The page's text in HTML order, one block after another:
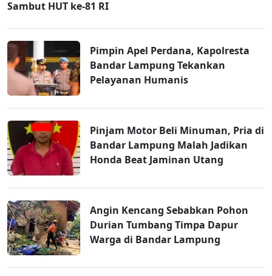
Sambut HUT ke-81 RI
Pimpin Apel Perdana, Kapolresta
Bandar Lampung Tekankan
Pelayanan Humanis
Pinjam Motor Beli Minuman, Pria di
Bandar Lampung Malah Jadikan
Honda Beat Jaminan Utang
Angin Kencang Sebabkan Pohon
Durian Tumbang Timpa Dapur
Warga di Bandar Lampung